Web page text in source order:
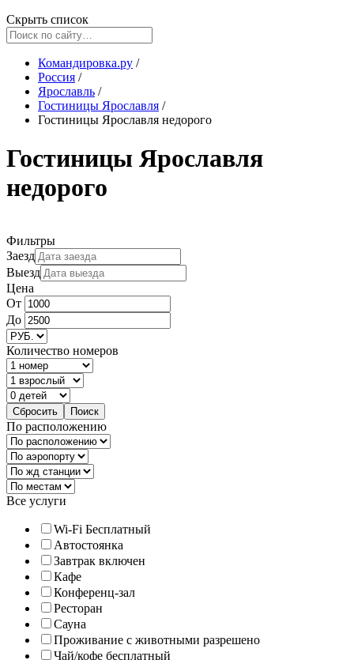
Скрыть список
Командировка.ру /
Россия /
Ярославль /
Гостиницы Ярославля /
Гостиницы Ярославля недорого
Гостиницы Ярославля
недорого
Фильтры
Заезд
Выезд
Цена
От
До
Количество номеров
По расположению
Все услуги
Wi-Fi Бесплатный
Автостоянка
Завтрак включен
Кафе
Конференц-зал
Ресторан
Сауна
Проживание с животными разрешено
Чай/кофе бесплатный